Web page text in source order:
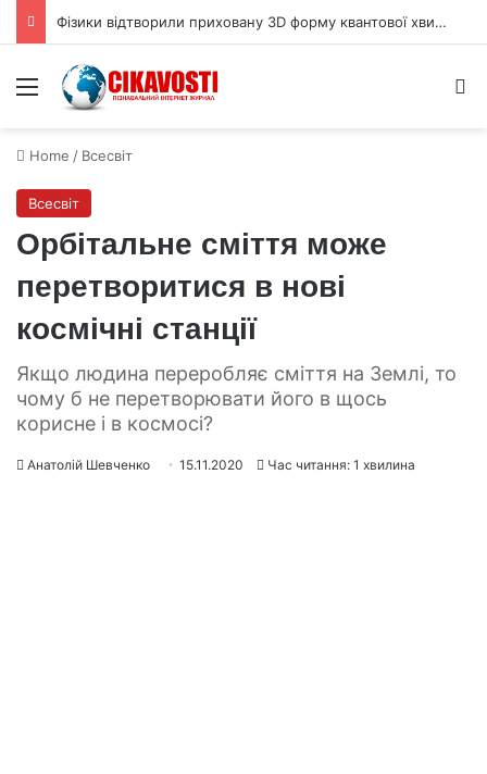
Фізики відтворили приховану 3D форму квантової хвильової функції
Menu
Home / Всесвіт
Всесвіт
Орбітальне сміття може
перетворитися в нові
космічні станції
Якщо людина переробляє сміття на Землі, то
чому б не перетворювати його в щось
корисне і в космосі?
Анатолій Шевченко 15.11.2020 Час читання: 1 хвилина